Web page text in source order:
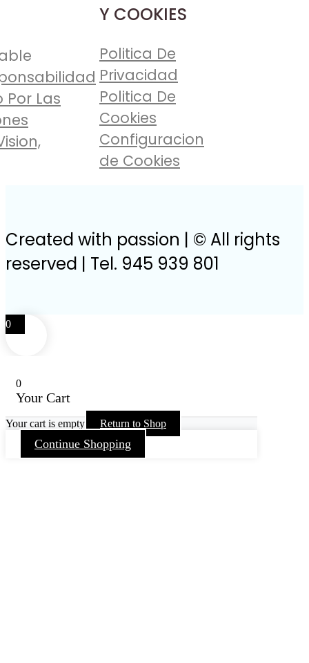
Por Las
Y COOKIES
Politica De
Privacidad
Politica De
Cookies
Configuracion
de Cookies
Created with passion | © All rights
reserved | Tel. 945 939 801
0
0
Your Cart
Your cart is empty Return to Shop
Continue Shopping